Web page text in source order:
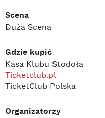
Scena
Duża Scena
Gdzie kupić
Kasa Klubu Stodoła
Ticketclub.pl
TicketClub Polska
Organizatorzy